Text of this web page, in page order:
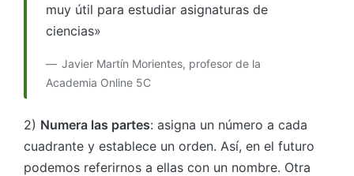
muy útil para estudiar asignaturas de
ciencias»
Javier Martín Morientes, profesor de la
Academia Online 5C
2) Numera las partes: asigna un número a cada
cuadrante y establece un orden. Así, en el futuro
podemos referirnos a ellas con un nombre. Otra